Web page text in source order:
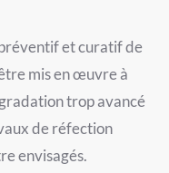
et curatif de
mis en œuvre à
trop avancé
de réfection
envisagés.